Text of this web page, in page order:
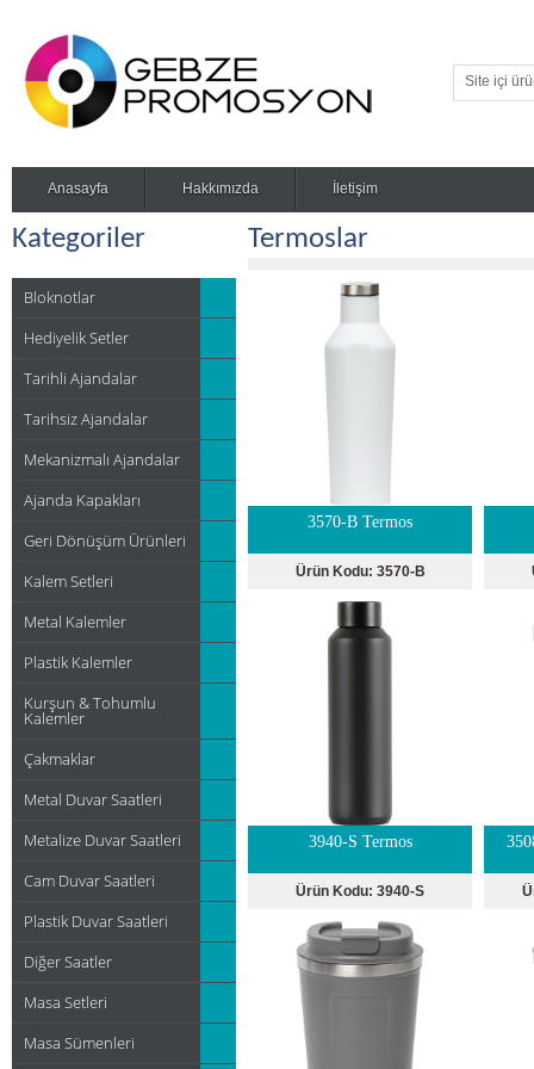
Anasayfa Hakkımızda İletişim
Kategoriler
Bloknotlar
Hediyelik Setler
Tarihli Ajandalar
Tarihsiz Ajandalar
Mekanizmalı Ajandalar
Ajanda Kapakları
Geri Dönüşüm Ürünleri
Kalem Setleri
Metal Kalemler
Plastik Kalemler
Kurşun & Tohumlu
Kalemler
Çakmaklar
Metal Duvar Saatleri
Metalize Duvar Saatleri
Cam Duvar Saatleri
Plastik Duvar Saatleri
Diğer Saatler
Masa Setleri
Masa Sümenleri
Termoslar
3570-B Termos
Ürün Kodu: 3570-B
3940-S Termos
Ürün Kodu: 3940-S